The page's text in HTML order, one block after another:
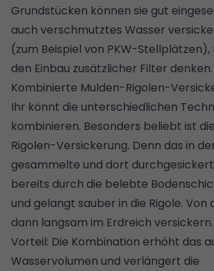
Grundstücken können sie gut
auch verschmutztes Wasser
(zum Beispiel von PKW-Stellplätzen),
den Einbau zusätzlicher Filter denken.
Kombinierte Mulden-Rigolen-
Ihr könnt die unterschiedlichen
kombinieren. Besonders beliebt ist
Rigolen-Versickerung. Denn das in
gesammelte und dort
bereits durch die belebte
und gelangt sauber in die Rigole. Von
dann langsam im Erdreich
Vorteil: Die Kombination erhöht das
Wasservolumen und verlängert die